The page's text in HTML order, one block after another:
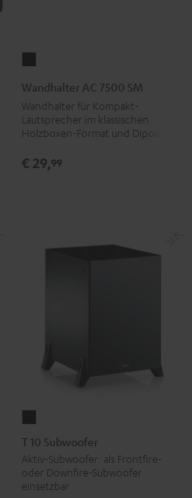
AC
7500
SM
Schwarz
Wandhalter AC 7500 SM
Wandhalter für Kompakt-
Lautsprecher im klassischen
Holzboxen-Format und Dipole
€ 29,99
10
Subwoofer
Schwarz
T 10 Subwoofer
Aktiv-Subwoofer: als Frontfire-
oder Downfire-Subwoofer
einsetzbar